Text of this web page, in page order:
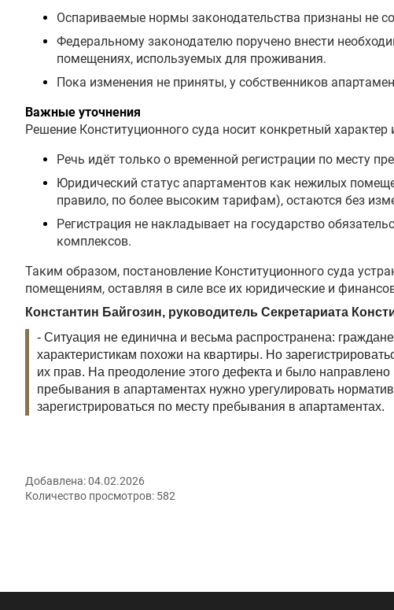
Оспариваемые нормы законодательства признаны не
Федеральному законодателю поручено внести
помещениях, используемых для проживания.
Пока изменения не приняты, у собственников
Важные уточнения
Решение Конституционного суда носит конкретный
Речь идёт только о временной регистрации по месту
Юридический статус апартаментов как нежилых
правило, по более высоким тарифам), остаются без
Регистрация не накладывает на государство
комплексов.
Таким образом, постановление Конституционного суда
помещениям, оставляя в силе все их юридические и
Константин Байгозин, руководитель Секретариата
- Ситуация не единична и весьма распространена:
характеристикам похожи на квартиры. Но
их прав. На преодоление этого дефекта и было
пребывания в апартаментах нужно урегулировать
зарегистрироваться по месту пребывания в апартаментах.
Добавлена:04.02.2026
Количество просмотров: 582